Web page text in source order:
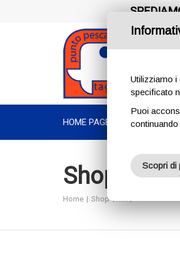
HOME PAGE CHI SIAMO
Shop
Home Shop Online
Utilizziamo i
specificato
Puoi
Scopri di